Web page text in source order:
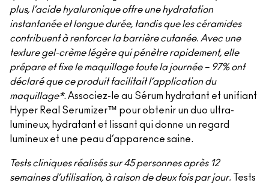
plus, l’acide hyaluronique offre une hydratation
instantanée et longue durée, tandis que les céramides
contribuent à renforcer la barrière cutanée. Avec une
texture gel-crème légère qui pénètre rapidement, elle
prépare et fixe le maquillage toute la journée – 97% ont
déclaré que ce produit facilitait l’application du
maquillage*. Associez-le au Sérum hydratant et unifiant
Hyper Real Serumizer™ pour obtenir un duo ultra-
lumineux, hydratant et lissant qui donne un regard
lumineux et une peau d’apparence saine.
Tests cliniques réalisés sur 45 personnes après 12
semaines d’utilisation, à raison de deux fois par jour.
Tests